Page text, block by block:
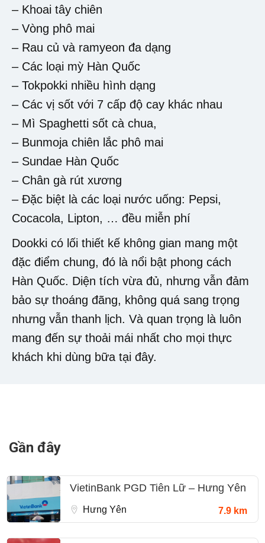
– Khoai tây chiên
– Vòng phô mai
– Rau củ và ramyeon đa dạng
– Các loại mỳ Hàn Quốc
– Tokpokki nhiều hình dạng
– Các vị sốt với 7 cấp độ cay khác nhau
– Mì Spaghetti sốt cà chua,
– Bunmoja chiên lắc phô mai
– Sundae Hàn Quốc
– Chân gà rút xương
– Đặc biệt là các loại nước uống: Pepsi,
Cocacola, Lipton, … đều miễn phí
Dookki có lối thiết kế không gian mang một
đặc điểm chung, đó là nổi bật phong cách
Hàn Quốc. Diện tích vừa đủ, nhưng vẫn đảm
bảo sự thoáng đãng, không quá sang trọng
nhưng vẫn thanh lịch. Và quan trọng là luôn
mang đến sự thoải mái nhất cho mọi thực
khách khi dùng bữa tại đây.
Gần đây
VietinBank PGD Tiên Lữ – Hưng Yên
Hưng Yên 7.9 km